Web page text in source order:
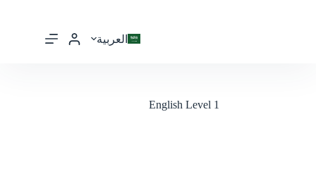
العربية
English Level 1